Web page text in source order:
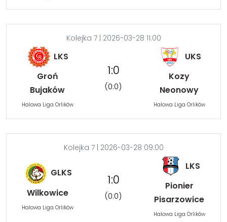
Kolejka 7 | 2026-03-28 11:00
LKS
Groń
Bujaków
Halowa Liga Orlików
1:0
(0:0)
UKS
Kozy
Neonowy
Halowa Liga Orlików
Kolejka 7 | 2026-03-28 09:00
GLKS
Wilkowice
Halowa Liga Orlików
1:0
(0:0)
LKS
Pionier
Pisarzowice
Halowa Liga Orlików